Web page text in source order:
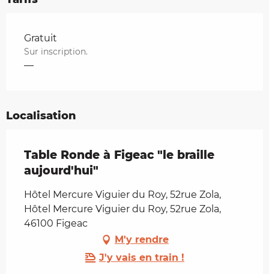
Tarifs 2026
Gratuit
Sur inscription.
—
Localisation
Table Ronde à Figeac "le braille
aujourd'hui"
Hôtel Mercure Viguier du Roy, 52rue Zola,
Hôtel Mercure Viguier du Roy, 52rue Zola,
46100 Figeac
M'y rendre
J'y vais en train !